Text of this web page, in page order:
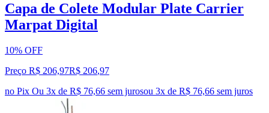
Capa de Colete Modular Plate Carrier
Marpat Digital
10% OFF
Preço R$ 206,97R$ 206,97
no Pix Ou 3x de R$ 76,66 sem jurosou 3x de R$ 76,66 sem juros